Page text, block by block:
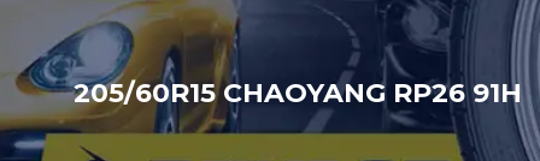
205/60R15 CHAOYANG RP26 91H